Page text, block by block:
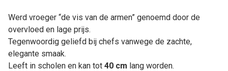
Werd vroeger “de vis van de armen” genoemd door de
overvloed en lage prijs.
Tegenwoordig geliefd bij chefs vanwege de zachte,
elegante smaak.
Leeft in scholen en kan tot 40 cm lang worden.